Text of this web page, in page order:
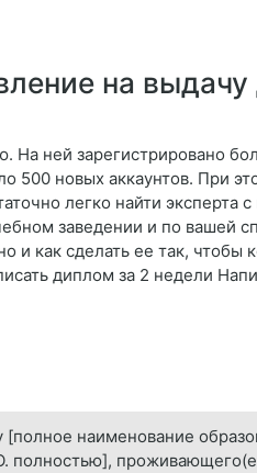
на выдачу
На ней зарегистрировано
500 новых аккаунтов. При
легко найти эксперта
заведении и по вашей
и как сделать ее так, чтобы
диплом за 2 недели
наименование
полностью],